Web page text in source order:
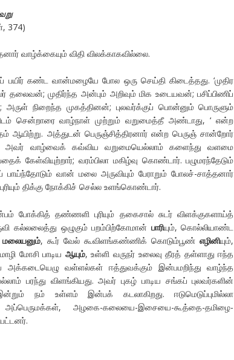
வாழ்க்கையும் விதி விலக்காகவில்லை.
பயிர் கண்ட வான்மழையே போல ஒரு செய்தி கிடைத்தது. ‘முதிர
தலைவன்; முதிர்ந்த அன்பும் அறிவும் மிக உடையவன்; பசிப்பிணிப்
நிறைந்த முகத்தினன்; புலவர்க்குப் பொன்னும் பொருளும்
சென்றாரை வாழ்நாள் முற்றும் வறுமைத்தீ அண்டாது, ‘ என்ற
ஆயிற்று. அத்துடன் பெருஞ்சித்திரனார் என்ற பெருஞ் சான்றோர்
அவர் வாழ்வைக் கவ்விய வறுமையெல்லாம் களைந்து வளமை
வரம்பிலா மகிழ்வு கொண்டார். பழுமரந்தேடும்
வான் மலை அருவியும் பேராறும் போலச்-சாத்தனார்
திக்கு நோக்கிச் செல்ல உளங்கொண்டார்.
போக்கித் தண்ணளி புரியும் தகைசால் சுடர் விளக்குகளாய்த்
கல்லலைத்து ஒழுகும் பறம்பிற்கோமான் பாரியும், கொல்லியாண்ட
மலையனும், கூர் வேல் கூவிளங்கண்ணிக் கொடும்பூண்எழினியும்,
மோசி பாடிய ஆயும், உள்ளி வருநர் உலைவு தீரத் தள்ளாது ஈந்த
அக்கடையெழு வள்ளல்கள் ஈத்துவக்கும் இன்பமறிந்து வாழ்ந்த
பரந்து விளங்கியது. அவர் புகழ் பாடிய சங்கப் புலவர்களின்
நம் உள்ளம் இன்பக் கடலாகிறது. ஈடுமெடுப்புமில்லா
அழகை-கலையை-இசையை-கூத்தை-தமிழை-